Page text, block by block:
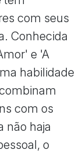
com seus
Conhecida
e 'A
habilidade
com os
não haja
o